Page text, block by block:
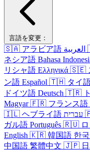
言語を変更：
🇸🇦 アラビア語 العربية
ネシア語 Bahasa
リシャ語 Ελληνικά 🇸🇪
ン語 Español 🇹🇭 タイ
ドイツ語 Deutsch 🇹🇷
Magyar 🇫🇷 フランス語
🇮🇱 ヘブライ語 עברית
ガル語 Português 🇷🇺
English 🇰🇷 韓国語 한
中国語 繁體中文 🇯🇵